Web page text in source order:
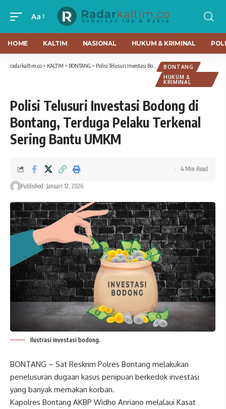
Aa
HOME KALTIM NASIONAL HUKUM & KRIMINAL
radarkaltim.co > KALTIM > BONTANG > Polisi Telusuri Investasi Bodong di Bontang, Terduga Pelaku Terkenal Sering Bantu UMKM
BONTANG
HUKUM &
KRIMINAL
Polisi Telusuri Investasi Bodong di
Bontang, Terduga Pelaku Terkenal
Sering Bantu UMKM
Published: Januari 12, 2026
4 Min Read
Ilustrasi investasi bodong.
BONTANG – Sat Reskrim Polres Bontang melakukan
penelusuran dugaan kasus penipuan berkedok investasi
yang banyak memakan korban.
Kapolres Bontang AKBP Widho Anriano melalaui Kasat